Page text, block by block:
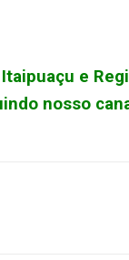
e
nosso